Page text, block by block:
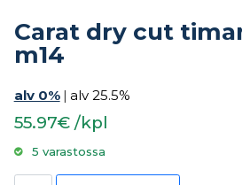
Carat dry cut
m14
alv 0% | alv 25.5%
55.97€ /kpl
5 varastossa
Carat dry cut timanttiterä 55 m14 määrä